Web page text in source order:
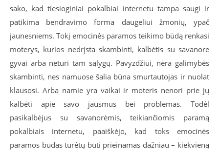
sako, kad tiesioginiai pokalbiai internetu tampa saugi ir
patikima bendravimo forma daugeliui žmonių, ypač
jaunesniems. Tokį emocinės paramos teikimo būdą renkasi
moterys, kurios nedrįsta skambinti, kalbėtis su savanore
gyvai arba neturi tam sąlygų. Pavyzdžiui, nėra galimybės
skambinti, nes namuose šalia būna smurtautojas ir nuolat
klausosi. Arba namie yra vaikai ir moteris nenori prie jų
kalbėti apie savo jausmus bei problemas. Todėl
pasikalbėjus su savanorėmis, teikiančiomis paramą
pokalbiais internetu, paaiškėjo, kad toks emocinės
paramos būdas turėtų būti prieinamas dažniau – kiekvieną